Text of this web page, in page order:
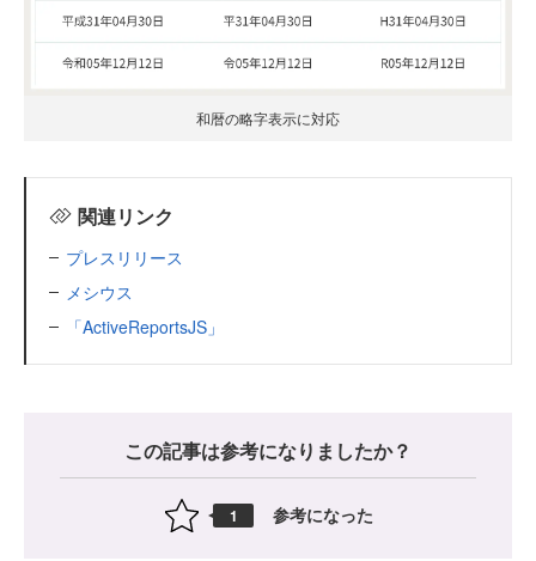
和暦の略字表示に対応
関連リンク
プレスリリース
メシウス
「ActiveReportsJS」
この記事は参考になりましたか？
1 参考になった